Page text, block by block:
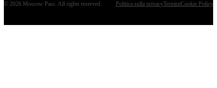
© 2026 Moscow Pass. All rights reserved. Politica sulla privacyTerminiCookie Policy